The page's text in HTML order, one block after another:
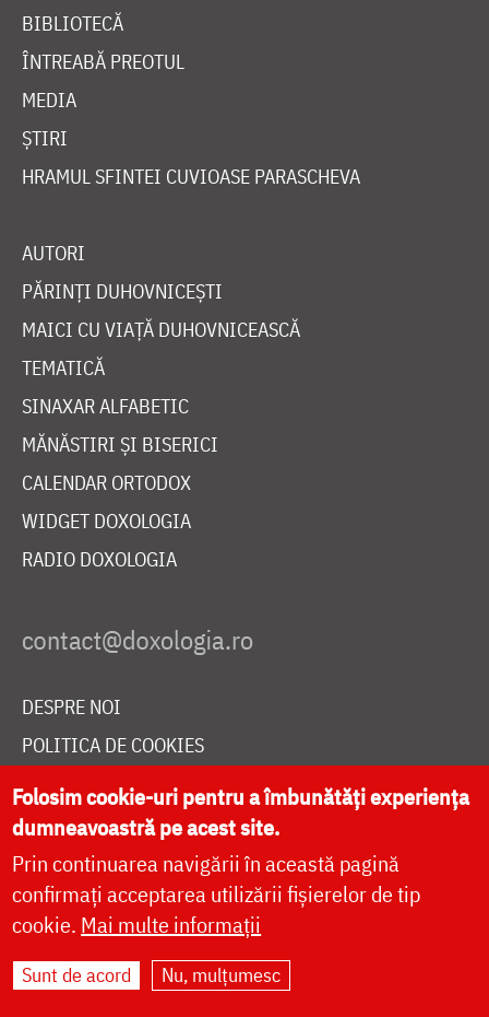
BIBLIOTECĂ
ÎNTREABĂ PREOTUL
MEDIA
ȘTIRI
HRAMUL SFINTEI CUVIOASE PARASCHEVA
AUTORI
PĂRINȚI DUHOVNICEȘTI
MAICI CU VIAȚĂ DUHOVNICEASCĂ
TEMATICĂ
SINAXAR ALFABETIC
MĂNĂSTIRI ȘI BISERICI
CALENDAR ORTODOX
WIDGET DOXOLOGIA
RADIO DOXOLOGIA
DESPRE NOI
POLITICA DE COOKIES
DONEAZĂ ONLINE PENTRU CATEDRALA NAȚIONALĂ
LIVE
Site dezvoltat deDOXOLOGIA MEDIA
Arhiepiscopia Iașilor | ©
Folosim cookie-uri pentru a îmbunătăți experiența
dumneavoastră pe acest site.
Prin continuarea navigării în această pagină
confirmați acceptarea utilizării fișierelor de tip
cookie. Mai multe informații
Sunt de acord Nu, mulțumesc